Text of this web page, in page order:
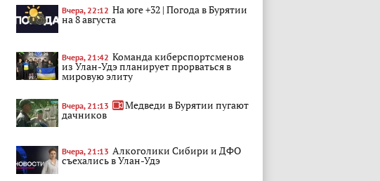
Вчера, 22:12 На юге +32 | Погода в Бурятии
на 8 августа
Вчера, 21:42 Команда киберспортсменов
из Улан-Удэ планирует прорваться в
мировую элиту
Вчера, 21:13 Медведи в Бурятии пугают
дачников
Вчера, 21:13 Алкоголики Сибири и ДФО
съехались в Улан-Удэ